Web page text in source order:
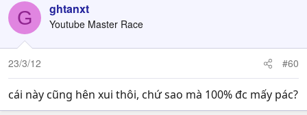
G ghtanxt
Youtube Master Race
23/3/12 #60
cái này cũng hên xui thôi, chứ sao mà 100% đc mấy pác?